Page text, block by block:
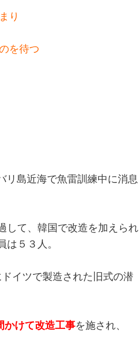
り
を待つ
リ島近海で魚雷訓練中に消息
して、韓国で改造を加えられ
５３人。
イツで製造された旧式の潜
かけて改造工事を施され、